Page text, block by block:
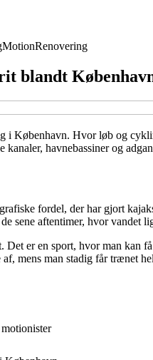
MotionRenovering
blandt
i København. Hvor løb og
kanaler, havnebassiner og
fordel, der har gjort
sene aftentimer, hvor vandet
er en sport, hvor man kan
mens man stadig får trænet